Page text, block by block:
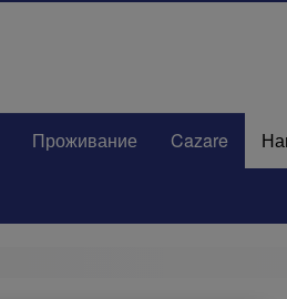
Проживание Cazare